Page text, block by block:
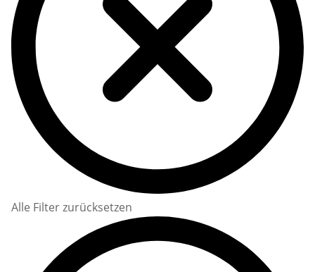
Alle Filter zurücksetzen